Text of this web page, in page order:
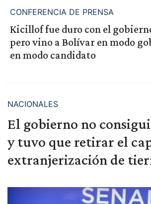
CONFERENCIA DE PRENSA
Kicillof fue duro con el
pero vino a Bolívar en modo
en modo candidato
NACIONALES
El gobierno no
y tuvo que retirar el
extranjerización de